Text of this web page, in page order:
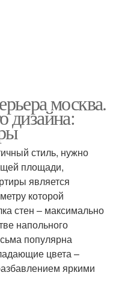
москва.
дизайна:
стиль, нужно
площади,
является
которой
стен – максимально
напольного
популярна
цвета –
яркими